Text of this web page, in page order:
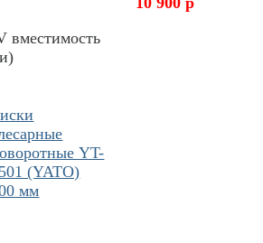
вместимость
YT-
(YATO)
мм